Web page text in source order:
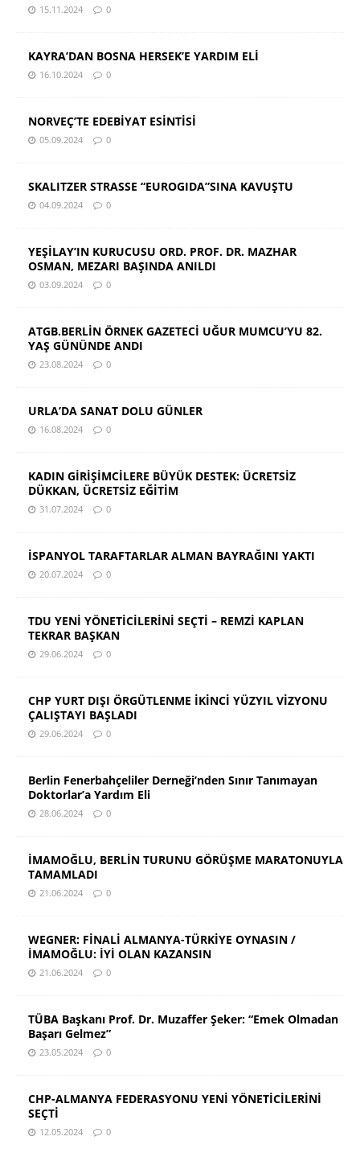
15.11.2024 0
KAYRA’DAN BOSNA HERSEK’E YARDIM ELİ
16.10.2024 0
NORVEÇ’TE EDEBİYAT ESİNTİSİ
05.09.2024 0
SKALITZER STRASSE “EUROGIDA”SINA KAVUŞTU
04.09.2024 0
YEŞİLAY’IN KURUCUSU ORD. PROF. DR. MAZHAR
OSMAN, MEZARI BAŞINDA ANILDI
03.09.2024 0
ATGB.BERLİN ÖRNEK GAZETECİ UĞUR MUMCU’YU 82.
YAŞ GÜNÜNDE ANDI
23.08.2024 0
URLA’DA SANAT DOLU GÜNLER
16.08.2024 0
KADIN GİRİŞİMCİLERE BÜYÜK DESTEK: ÜCRETSİZ
DÜKKAN, ÜCRETSİZ EĞİTİM
31.07.2024 0
İSPANYOL TARAFTARLAR ALMAN BAYRAĞINI YAKTI
20.07.2024 0
TDU YENİ YÖNETİCİLERİNİ SEÇTİ – REMZİ KAPLAN
TEKRAR BAŞKAN
29.06.2024 0
CHP YURT DIŞI ÖRGÜTLENME İKİNCİ YÜZYIL VİZYONU
ÇALIŞTAYI BAŞLADI
29.06.2024 0
Berlin Fenerbahçeliler Derneği’nden Sınır Tanımayan
Doktorlar’a Yardım Eli
28.06.2024 0
İMAMOĞLU, BERLİN TURUNU GÖRÜŞME MARATONUYLA
TAMAMLADI
21.06.2024 0
WEGNER: FİNALİ ALMANYA-TÜRKİYE OYNASIN /
İMAMOĞLU: İYİ OLAN KAZANSIN
21.06.2024 0
TÜBA Başkanı Prof. Dr. Muzaffer Şeker: “Emek Olmadan
Başarı Gelmez”
23.05.2024 0
CHP-ALMANYA FEDERASYONU YENİ YÖNETİCİLERİNİ
SEÇTİ
12.05.2024 0